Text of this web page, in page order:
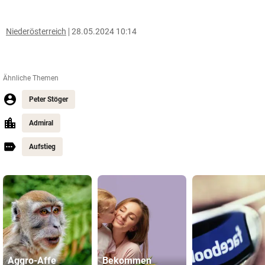
Niederösterreich 28.05.2024 10:14
Ähnliche Themen
Peter Stöger
Admiral
Aufstieg
Aggro-Affe
Bekommen